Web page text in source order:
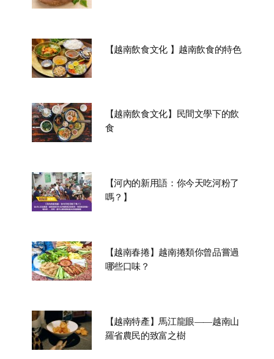
【越南飲食文化 】越南飲食的特色
【越南飲食文化】民間文學下的飲
食
【河內的新用語：你今天吃河粉了
嗎？】
【越南春捲】越南捲類你曾品嘗過
哪些口味？
【越南特產】馬江龍眼——越南山
羅省農民的致富之樹